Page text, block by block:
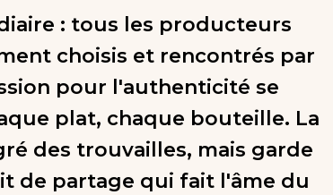
: tous les producteurs
choisis et rencontrés par
pour l'authenticité se
plat, chaque bouteille. La
des trouvailles, mais garde
de partage qui fait l'âme du